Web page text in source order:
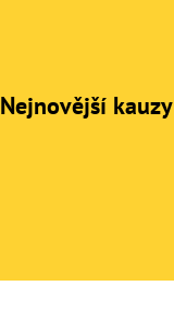
Nejnovější kauzy